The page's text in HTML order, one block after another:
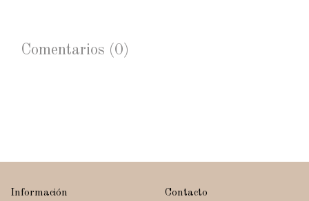
Comentarios (0)
Información Contacto